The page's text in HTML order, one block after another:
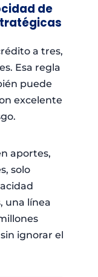
de
a tres,
Esa regla
puede
excelente
aportes,
solo
una línea
ignorar el